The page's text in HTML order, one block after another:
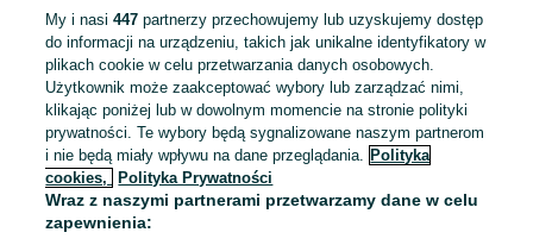
My i nasi447 partnerzy przechowujemy lub uzyskujemy dostęp
do informacji na urządzeniu, takich jak unikalne identyfikatory w
plikach cookie w celu przetwarzania danych osobowych.
Użytkownik może zaakceptować wybory lub zarządzać nimi,
klikając poniżej lub w dowolnym momencie na stronie polityki
prywatności. Te wybory będą sygnalizowane naszym partnerom
i nie będą miały wpływu na dane przeglądania. Polityka
cookies,
Polityka Prywatności
Wraz z naszymi partnerami przetwarzamy dane w celu
zapewnienia: